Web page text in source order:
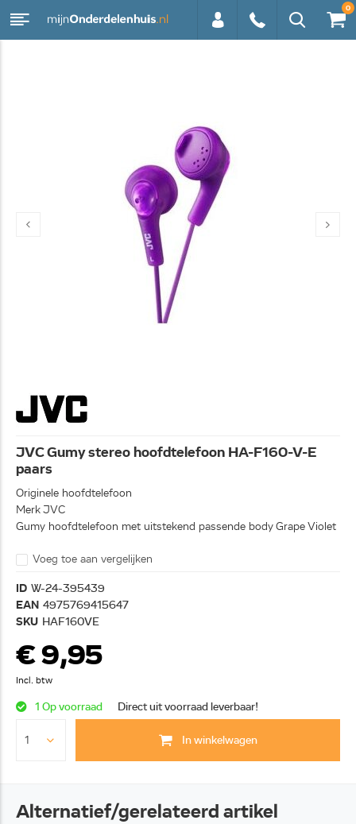
0
JVC Gumy stereo hoofdtelefoon HA-F160-V-E
paars
Originele hoofdtelefoon
Merk JVC
Gumy hoofdtelefoon met uitstekend passende body Grape Violet
Voeg toe aan vergelijken
ID W-24-395439
EAN 4975769415647
SKU HAF160VE
€ 9,95
Incl. btw
1 Op voorraad Direct uit voorraad leverbaar!
In winkelwagen
Alternatief/gerelateerd artikel